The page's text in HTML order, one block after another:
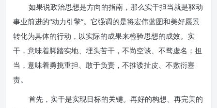
如果说政治思想是方向的指南，那么实干担当就是驱动
事业前进的“动力引擎”。它强调的是将宏伟蓝图和美好愿景
转化为具体的行动，以实际的成果来检验思想的成效。实
干，意味着脚踏实地、埋头苦干，不尚空谈、不骛虚名；担
当，意味着勇挑重担、敢于负责，不推诿扯皮、不敷衍塞
责。
首先，实干是实现目标的关键。再好的构想、再完美的